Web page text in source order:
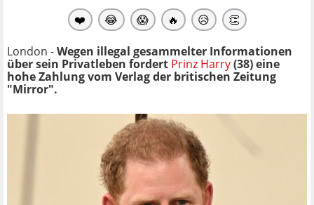
❤️ 😂 😱 🔥 😥 👏
London -Wegen illegal gesammelter Informationen
über sein Privatleben fordert Prinz Harry(38) eine
hohe Zahlung vom Verlag der britischen Zeitung
"Mirror".